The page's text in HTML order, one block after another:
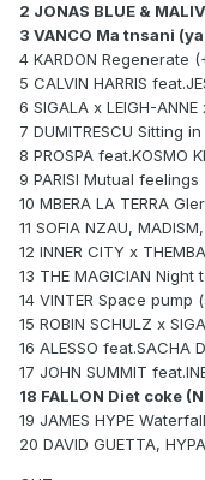
2 JONAS BLUE &
3 VANCO Ma tnsani
4 KARDON Regenerate
5 CALVIN HARRIS
6 SIGALA x LEIGH-
7 DUMITRESCU Sitting
8 PROSPA feat.KOSMO
9 PARISI Mutual feelings
10 MBERA LA TERRA
11 SOFIA NZAU,
12 INNER CITY x
13 THE MAGICIAN Night
14 VINTER Space pump
15 ROBIN SCHULZ x
16 ALESSO feat.SACHA
17 JOHN SUMMIT
18 FALLON Diet coke
19 JAMES HYPE
20 DAVID GUETTA,